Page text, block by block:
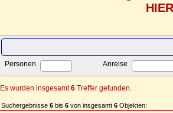
Personen Anreise
Es wurden insgesamt6Treffer gefunden.
Suchergebnisse 6bis 6von insgesamt 6Objekten: